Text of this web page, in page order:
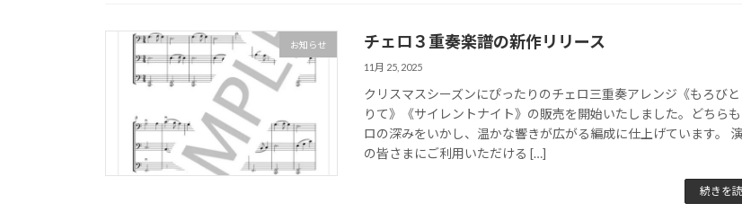
お知らせ チェロ３重奏楽譜の新作リリース
11月 25, 2025
クリスマスシーズンにぴったりのチェロ三重奏アレンジ《もろび
りて》《サイレントナイト》の販売を開始いたしました。どちらも
ロの深みをいかし、温かな響きが広がる編成に仕上げています。
の皆さまにご利用いただける […]
続きを